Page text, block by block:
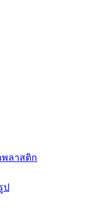
พลาสติก
ป